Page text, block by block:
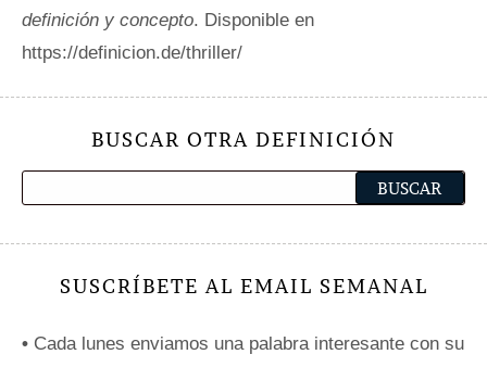
definición y concepto. Disponible en
https://definicion.de/thriller/
BUSCAR OTRA DEFINICIÓN
SUSCRÍBETE AL EMAIL SEMANAL
• Cada lunes enviamos una palabra interesante con su